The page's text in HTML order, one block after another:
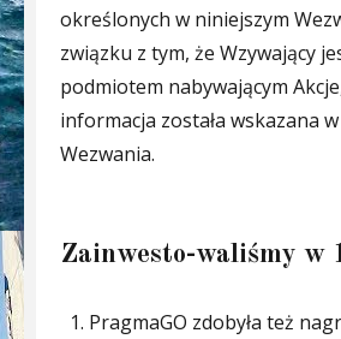
określonych w niniejszym
związku z tym, że Wzywający
podmiotem nabywającym
informacja została wskazana
Wezwania.
Zainwesto-waliśmy w
PragmaGO zdobyła też